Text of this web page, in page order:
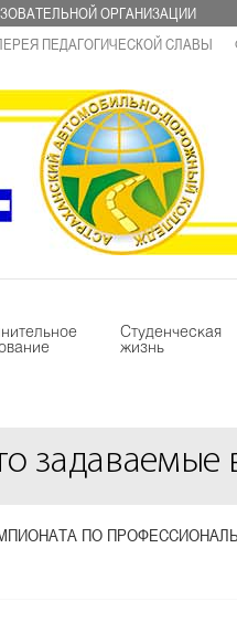
ОРГАНИЗАЦИИ
ПЕДАГОГИЧЕСКОЙ СЛАВЫ
Студенческая
жизнь
задаваемые
ПО